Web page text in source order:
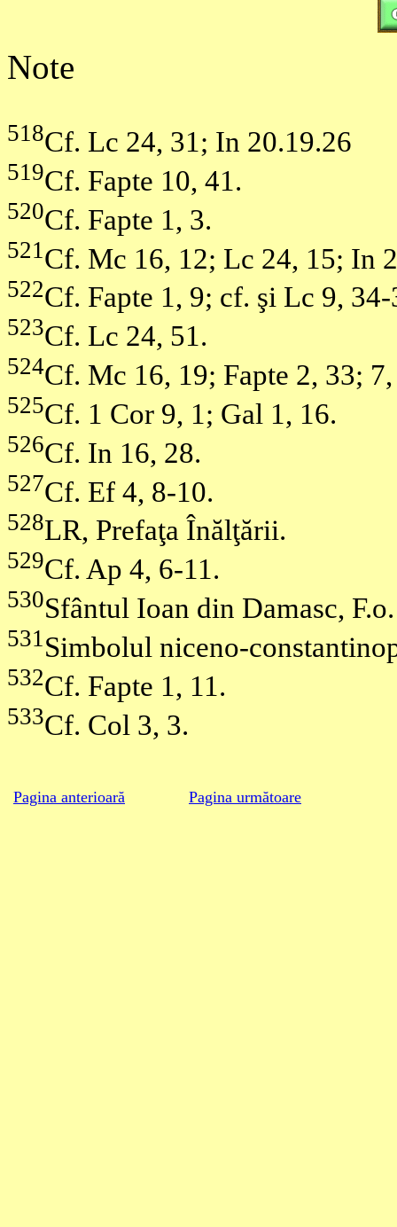
Note
518Cf. Lc 24, 31; In 20.19.26
519Cf. Fapte 10, 41.
520Cf. Fapte 1, 3.
521 Cf. Mc 16, 12; Lc 24, 15; In
522Cf. Fapte 1, 9; cf. şi Lc 9,
523Cf. Lc 24, 51.
524Cf. Mc 16, 19; Fapte 2, 33;
525Cf. 1 Cor 9, 1; Gal 1, 16.
526Cf. In 16, 28.
527Cf. Ef 4, 8-10.
528LR, Prefaţa Înălţării.
529Cf. Ap 4, 6-11.
530Sfântul Ioan din Damasc,
531Simbolul niceno-
532Cf. Fapte 1, 11.
533Cf. Col 3, 3.
Pagina anterioară Pagina următoare